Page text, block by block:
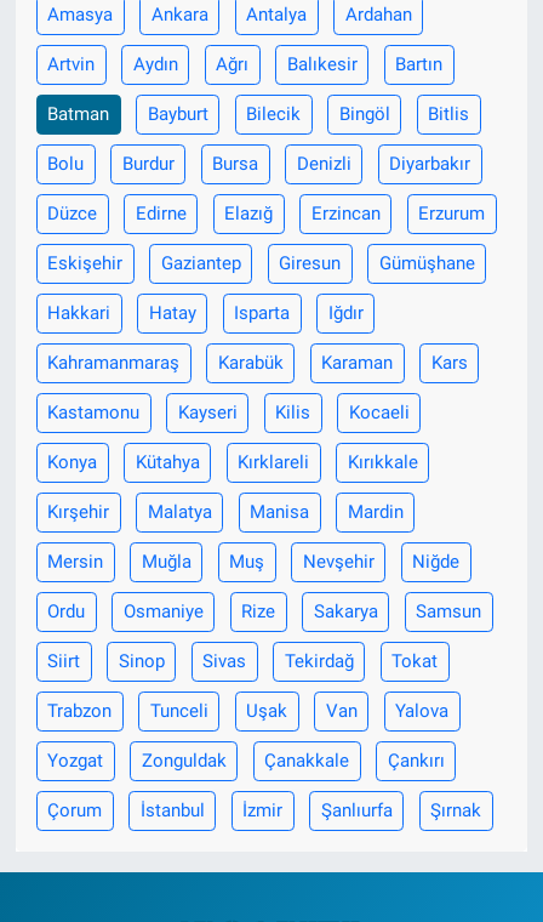
Amasya Ankara Antalya Ardahan
Artvin Aydın Ağrı Balıkesir Bartın
Batman Bayburt Bilecik Bingöl Bitlis
Bolu Burdur Bursa Denizli Diyarbakır
Düzce Edirne Elazığ Erzincan Erzurum
Eskişehir Gaziantep Giresun Gümüşhane
Hakkari Hatay Isparta Iğdır
Kahramanmaraş Karabük Karaman Kars
Kastamonu Kayseri Kilis Kocaeli
Konya Kütahya Kırklareli Kırıkkale
Kırşehir Malatya Manisa Mardin
Mersin Muğla Muş Nevşehir Niğde
Ordu Osmaniye Rize Sakarya Samsun
Siirt Sinop Sivas Tekirdağ Tokat
Trabzon Tunceli Uşak Van Yalova
Yozgat Zonguldak Çanakkale Çankırı
Çorum İstanbul İzmir Şanlıurfa Şırnak